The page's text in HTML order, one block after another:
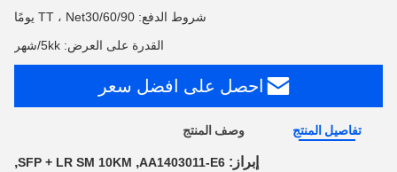
شروط الدفع: TT ، Net30/60/90 يومًا
القدرة على العرض: 5kk/شهر
احصل على افضل سعر
تفاصيل المنتج وصف المنتج
إبراز: AA1403011-E6
,
SFP + LR SM 10KM
,